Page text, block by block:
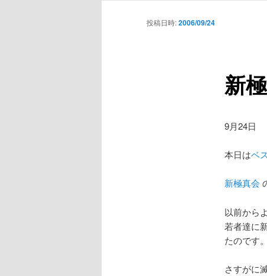
新
投稿日時:2006/09/24
9月24日
本日はベ
新極真会
以前から
若者達に
たのです。
さすがに